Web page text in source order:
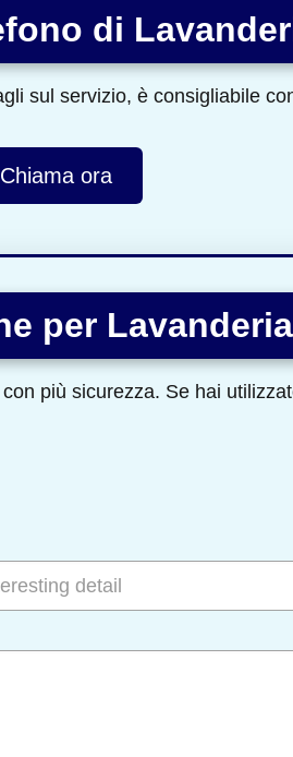
di
sul servizio, è consigliabile
Chiama ora
per
più sicurezza. Se hai